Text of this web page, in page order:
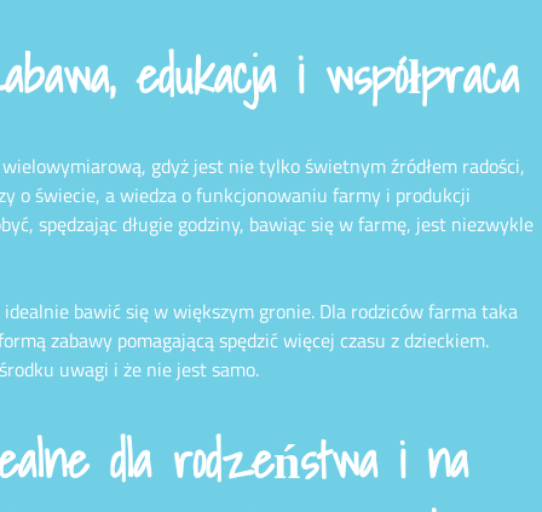
edukacja i współpraca
gdyż jest nie tylko świetnym źródłem radości,
o świecie, a wiedza o funkcjonowaniu farmy i produkcji
spędzając długie godziny, bawiąc się w farmę, jest niezwykle
bawić się w większym gronie. Dla rodziców farma taka
zabawy pomagającą spędzić więcej czasu z dzieckiem.
uwagi i że nie jest samo.
dla rodzeństwa i na